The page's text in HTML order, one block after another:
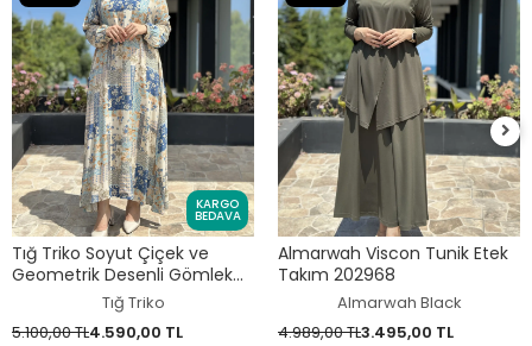
KARGO
BEDAVA
Tığ Triko Soyut Çiçek ve
Geometrik Desenli Gömlek
Elbise ELB7018Tığ Triko
5.100,00 TL4.590,00 TL
Almarwah Viscon Tunik Etek
Takım 202968
Almarwah Black
4.989,00 TL3.495,00 TL